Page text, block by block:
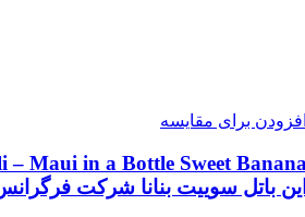
برای مقایسه
باتل سوییت بنانا شرکت